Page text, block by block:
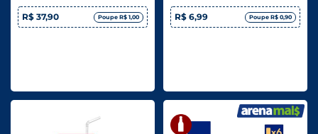
R$ 37,90 Poupe R$ 1,00 R$ 6,99 Poupe R$ 0,90